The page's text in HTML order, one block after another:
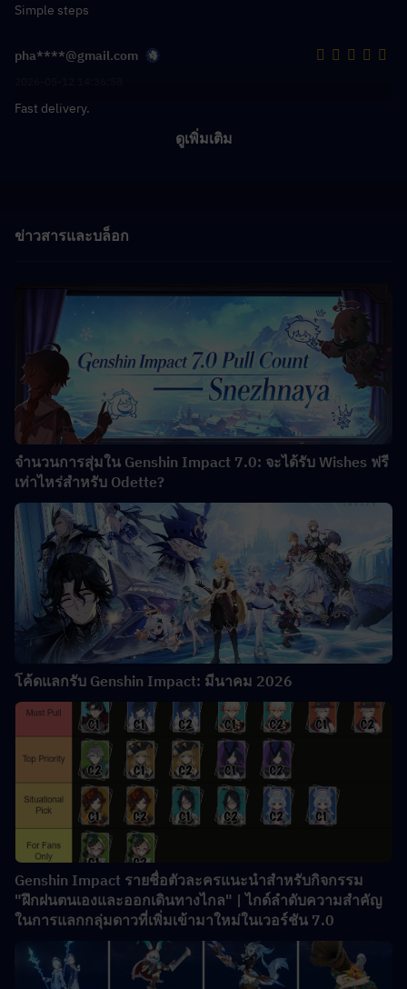
Simple steps
pha****@gmail.com
Fast delivery.
ดูเพิ่มเติม
ข่าวสารและบล็อก
จำนวนการสุ่มใน Genshin Impact 7.0: จะได้รับ Wishes ฟรี
เท่าไหร่สำหรับ Odette?
โค้ดแลกรับ Genshin Impact: มีนาคม 2026
Genshin Impact รายชื่อตัวละครแนะนำสำหรับกิจกรรม
"ฝึกฝนตนเองและออกเดินทางไกล" | ไกด์ลำดับความสำคัญ
ในการแลกกลุ่มดาวที่เพิ่มเข้ามาใหม่ในเวอร์ชัน 7.0